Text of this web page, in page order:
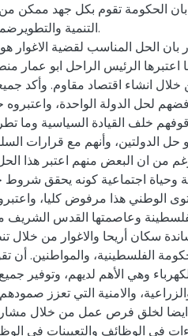
الحكومة تقوم بكل جهد ممكن
التنمية
الحل المناسب لقضية الاغوار
اعتبرها الرئيس الراحل ابو عمار
انشاء اقتصاد مقاوم. وأكد
لحل الدولة الواحدة،
خلف القيادة السياسية وما
حل الدولتين، وأنهم مع قرارات
من ان البعض منهم اعتبر هذا
وحياة اجتماعية كونه يحقق شروط
الوطني هذا مرفوض كليا،
وعاصمتها القدس الشريف
سكان أريحا والاغوار من خلال
الفلسطينية، والمواطنين. أن
وهي الأهم لديهم، وتوفير
والامنية التي تعزز
ايضا لخلق فرص عمل من خلال
الوظائف والتعيينات في